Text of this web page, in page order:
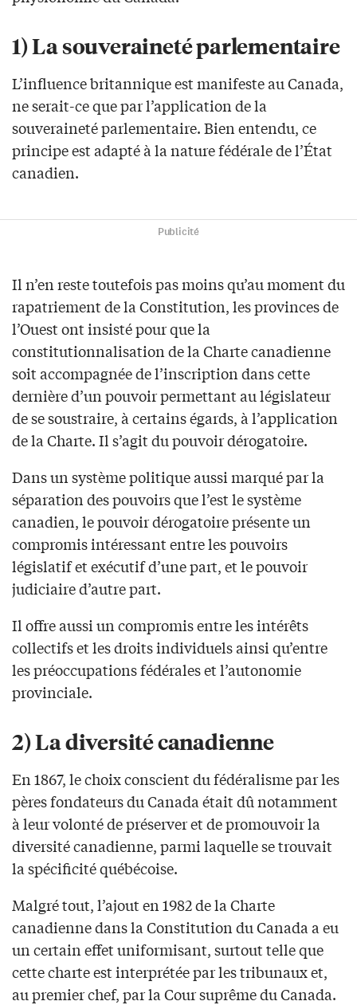
1) La souveraineté parlementaire
L’influence britannique est manifeste au Canada,
ne serait-ce que par l’application de la
souveraineté parlementaire. Bien entendu, ce
principe est adapté à la nature fédérale de l’État
canadien.
Publicité
Il n’en reste toutefois pas moins qu’au moment du
rapatriement de la Constitution, les provinces de
l’Ouest ont insisté pour que la
constitutionnalisation de la Charte canadienne
soit accompagnée de l’inscription dans cette
dernière d’un pouvoir permettant au législateur
de se soustraire, à certains égards, à l’application
de la Charte. Il s’agit du pouvoir dérogatoire.
Dans un système politique aussi marqué par la
séparation des pouvoirs que l’est le système
canadien, le pouvoir dérogatoire présente un
compromis intéressant entre les pouvoirs
législatif et exécutif d’une part, et le pouvoir
judiciaire d’autre part.
Il offre aussi un compromis entre les intérêts
collectifs et les droits individuels ainsi qu’entre
les préoccupations fédérales et l’autonomie
provinciale.
2) La diversité canadienne
En 1867, le choix conscient du fédéralisme par les
pères fondateurs du Canada était dû notamment
à leur volonté de préserver et de promouvoir la
diversité canadienne, parmi laquelle se trouvait
la spécificité québécoise.
Malgré tout, l’ajout en 1982 de la Charte
canadienne dans la Constitution du Canada a eu
un certain effet uniformisant, surtout telle que
cette charte est interprétée par les tribunaux et,
au premier chef, par la Cour suprême du Canada.